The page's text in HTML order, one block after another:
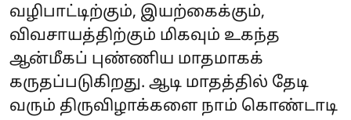
வழிபாட்டிற்கும், இயற்கைக்கும்,
விவசாயத்திற்கும் மிகவும் உகந்த
ஆன்மீகப் புண்ணிய மாதமாகக்
கருதப்படுகிறது. ஆடி மாதத்தில் தேடி
வரும் திருவிழாக்களை நாம் கொண்டாடி